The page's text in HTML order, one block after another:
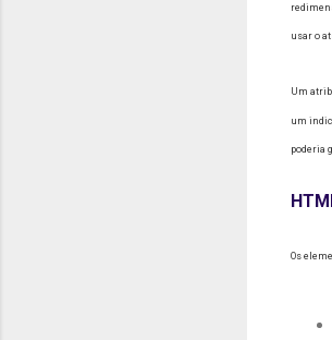
usar o
Um
um
poderia
Os